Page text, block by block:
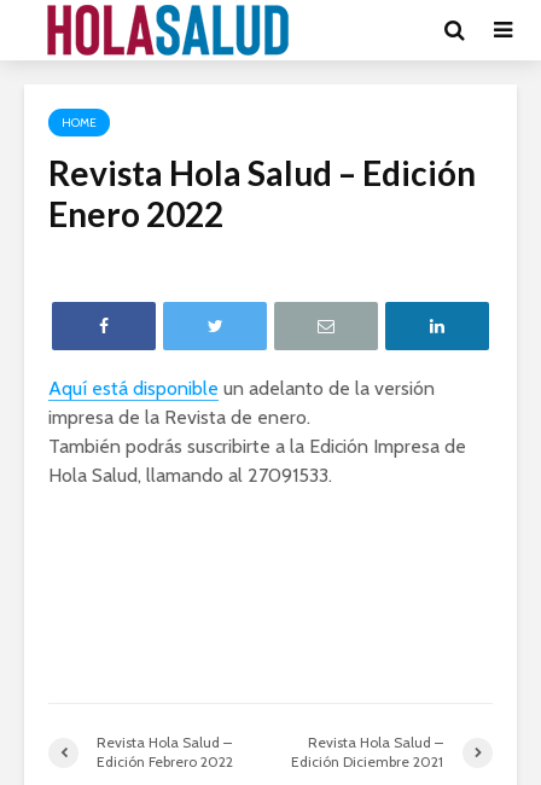
HOME
Revista Hola Salud – Edición
Enero 2022
Aquí está disponible un adelanto de la versión
impresa de la Revista de enero.
También podrás suscribirte a la Edición Impresa de
Hola Salud, llamando al 27091533.
Revista Hola Salud –
Edición Febrero 2022
Revista Hola Salud –
Edición Diciembre 2021